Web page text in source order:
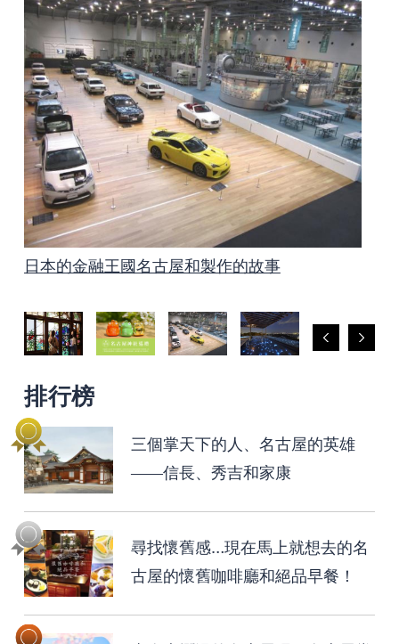
日本的金融王國名古屋和製作的故事
泡溫泉是名古屋最好的放鬆方法！
名古屋有很多集市
愛知和名古屋著名的賞花景點
上鏡的名古屋
三個掌天下的人、名古屋的英雄——信長、秀吉
名古屋和愛知的文化遺產 製造的傳統技術、藝
非常適合孩子的名古屋
乘坐Me～guru巴士的復古照片之旅
拝拝 名古屋神社巡禮
排行榜
三個掌天下的人、名古屋的英雄
——信長、秀吉和家康
尋找懷舊感…現在馬上就想去的名
古屋的懷舊咖啡廳和絕品早餐！